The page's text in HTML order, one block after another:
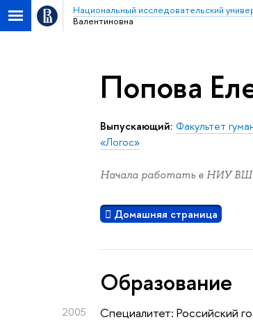
Национальный исследовательский
Валентиновна
Попова
Выпускающий: Факультет
«Логос»
Начала работать в НИУ
Домашняя страница
Oбразование
2005
Специалитет: Российский